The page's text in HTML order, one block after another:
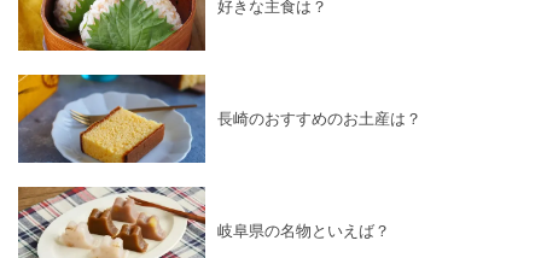
好きな主食は？
長崎のおすすめのお土産は？
岐阜県の名物といえば？